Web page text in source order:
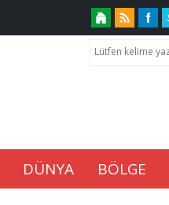
DÜNYA BÖLGE